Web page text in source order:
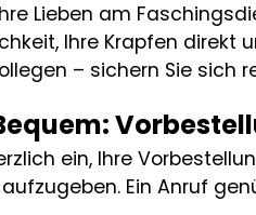
Lieben am
Ihre Krapfen direkt
– sichern Sie sich
ein, Ihre
Ein Anruf